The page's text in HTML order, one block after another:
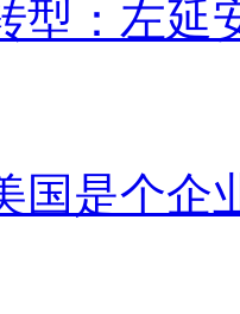
型：左延
国是个企